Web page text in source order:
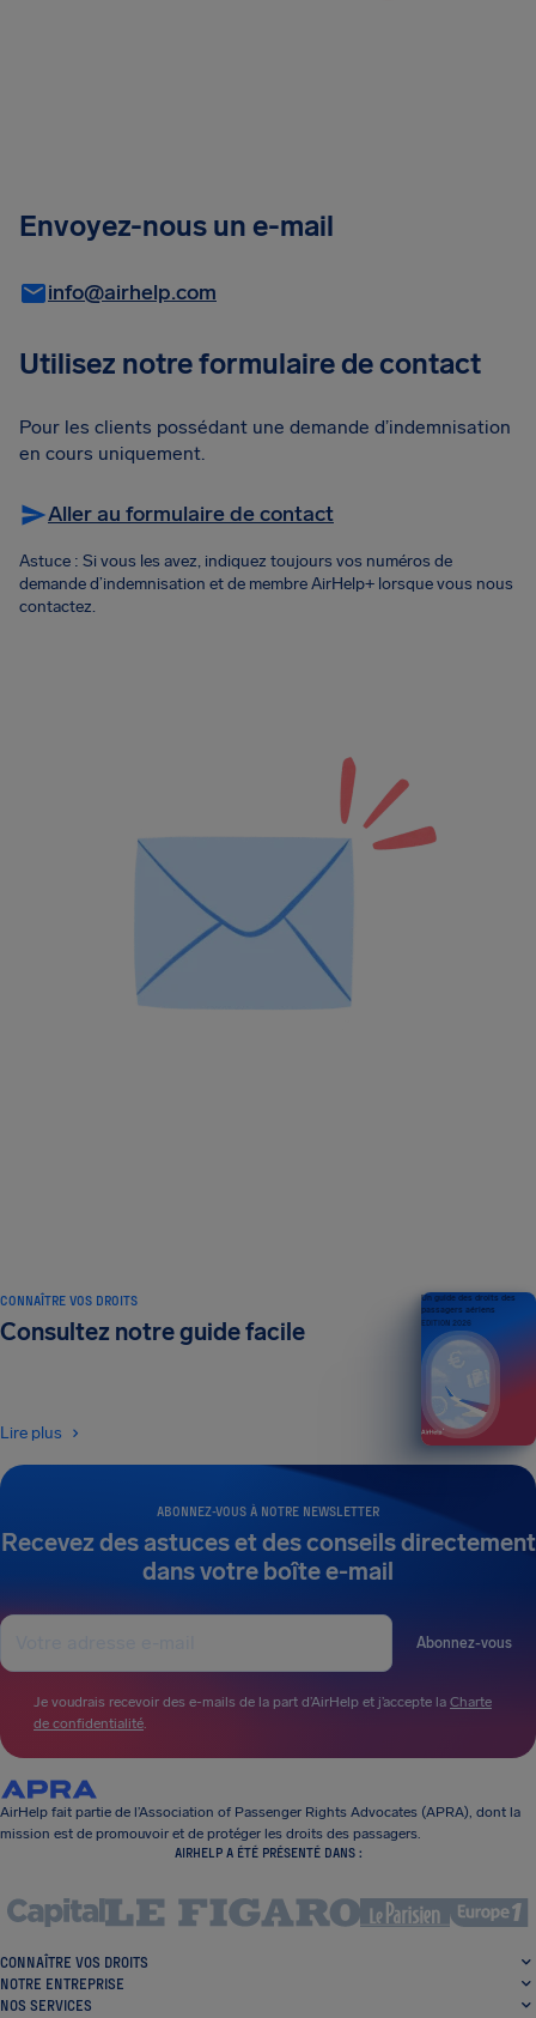
Envoyez-nous un e-mail
info@airhelp.com
Utilisez notre formulaire de contact
Pour les clients possédant une demande d’indemnisation
en cours uniquement.
Aller au formulaire de contact
Astuce : Si vous les avez, indiquez toujours vos numéros de
demande d’indemnisation et de membre AirHelp+ lorsque vous nous
contactez.
ABONNEZ-VOUS À NOTRE NEWSLETTER
Recevez des astuces et des conseils directement
dans votre boîte e-mail
Abonnez-vous
Je voudrais recevoir des e-mails de la part d’AirHelp et j’accepte la Charte
de confidentialité.
CONNAÎTRE VOS DROITS
Consultez notre guide facile
Lire plus
Un guide des droits des
passagers aériens
ÉDITION 2026
AirHelp fait partie de l’Association of Passenger Rights Advocates (APRA), dont la
mission est de promouvoir et de protéger les droits des passagers.
AIRHELP A ÉTÉ PRÉSENTÉ DANS :
CONNAÎTRE VOS DROITS
NOTRE ENTREPRISE
NOS SERVICES